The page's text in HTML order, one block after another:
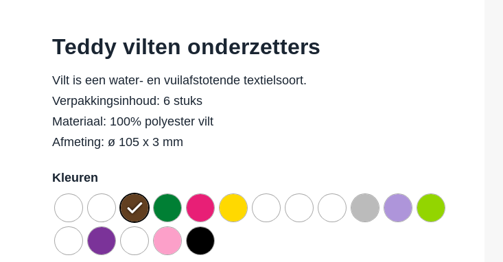
Teddy vilten onderzetters
Vilt is een water- en vuilafstotende textielsoort.
Verpakkingsinhoud: 6 stuks
Materiaal: 100% polyester vilt
Afmeting: ø 105 x 3 mm
Kleuren